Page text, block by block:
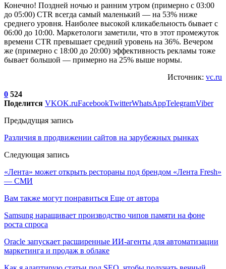
Конечно! Поздней ночью и ранним утром (примерно с 03:00
до 05:00) CTR всегда самый маленький — на 53% ниже
среднего уровня. Наиболее высокой кликабельность бывает с
06:00 до 10:00. Маркетологи заметили, что в этот промежуток
времени CTR превышает средний уровень на 36%. Вечером
же (примерно с 18:00 до 20:00) эффективность рекламы тоже
бывает большой — примерно на 25% выше нормы.
Источник: vc.ru
0 524
Поделится VKOK.ruFacebookTwitterWhatsAppTelegramViber
Предыдущая запись
Различия в продвижении сайтов на зарубежных рынках
Следующая запись
«Лента» может открыть рестораны под брендом «Лента Fresh»
— СМИ
Вам также могут понравиться Еще от автора
Samsung наращивает производство чипов памяти на фоне
роста спроса
Oracle запускает расширенные ИИ‑агенты для автоматизации
маркетинга и продаж в облаке